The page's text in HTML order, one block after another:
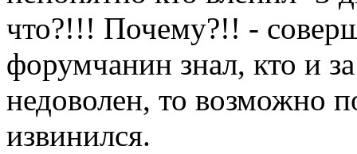
что?!!! Почему?!! -
форумчанин знал, кто и
недоволен, то возможно
извинился.